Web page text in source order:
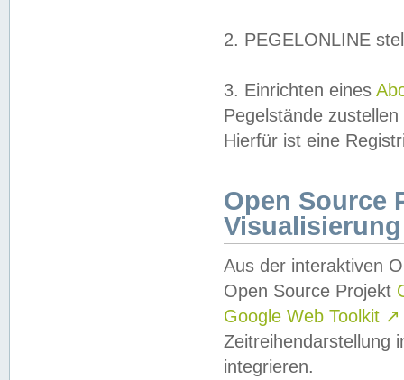
2. PEGELONLINE
3. Einrichten eines
Pegelstände
Hierfür ist eine
Open Source
Visualisierung
Aus der interaktiven
Open Source Projekt
Google Web Toolkit ↗
Zeitreihendarstellung
integrieren.